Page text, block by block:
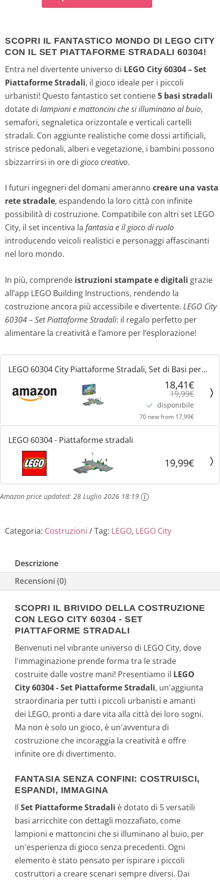
e
z
z
o
o
r
g
i
n
l
e
e
a
:
9
,
9
9
e
z
z
o
a
t
u
a
l
è
:
1
,
€
SCOPRI IL FANTASTICO MONDO DI LEGO CITY
CON IL SET PIATTAFORME STRADALI 60304!
Entra nel divertente universo di LEGO City 60304 – Set
Piattaforme Stradali, il gioco ideale per i piccoli
urbanisti! Questo fantastico set contiene5 basi stradali
dotate di lampioni e mattoncini che si illuminano al buio,
semafori, segnaletica orizzontale e verticali cartelli
stradali. Con aggiunte realistiche come dossi artificiali,
strisce pedonali, alberi e vegetazione, i bambini possono
sbizzarrirsi in ore di gioco creativo.
I futuri ingegneri del domani ameranno creare una vasta
rete stradale, espandendo la loro città con infinite
possibilità di costruzione. Compatibile con altri set LEGO
City, il set incentiva la fantasia e il gioco di ruolo
introducendo veicoli realistici e personaggi affascinanti
nel loro mondo.
In più, comprende istruzioni stampate e digitali grazie
all’app LEGO Building Instructions, rendendo la
costruzione ancora più accessibile e divertente. LEGO City
60304 – Set Piattaforme Stradali: il regalo perfetto per
alimentare la creatività e l’amore per l’esplorazione!
LEGO 60304 City Piattaforme Stradali, Set di Basi per
Strade con Lampioni Fosforescenti, Semafori
Giocattolo, Cartelli, Segnaletica Stradale e Alberi
18,41€
19,99€
disponibile
70 new from 17,99€
LEGO 60304 - Piattaforme stradali
19,99€
Amazon price updated: 28 Luglio 2026 18:19
Categoria: Costruzioni Tag: LEGO, LEGO City
Descrizione
Recensioni (0)
SCOPRI IL BRIVIDO DELLA COSTRUZIONE
CON LEGO CITY 60304 - SET
PIATTAFORME STRADALI
Benvenuti nel vibrante universo di LEGO City, dove
l'immaginazione prende forma tra le strade
costruite dalle vostre mani! Presentiamo il LEGO
City 60304 - Set Piattaforme Stradali, un'aggiunta
straordinaria per tutti i piccoli urbanisti e amanti
dei LEGO, pronti a dare vita alla città dei loro sogni.
Ma non è solo un gioco, è un'avventura di
costruzione che incoraggia la creatività e offre
infinite ore di divertimento.
FANTASIA SENZA CONFINI: COSTRUISCI,
ESPANDI, IMMAGINA
Il Set Piattaforme Stradali è dotato di 5 versatili
basi arricchite con dettagli mozzafiato, come
lampioni e mattoncini che si illuminano al buio, per
un'esperienza di gioco senza precedenti. Ogni
elemento è stato pensato per ispirare i piccoli
costruttori a creare scenari sempre diversi. Dai